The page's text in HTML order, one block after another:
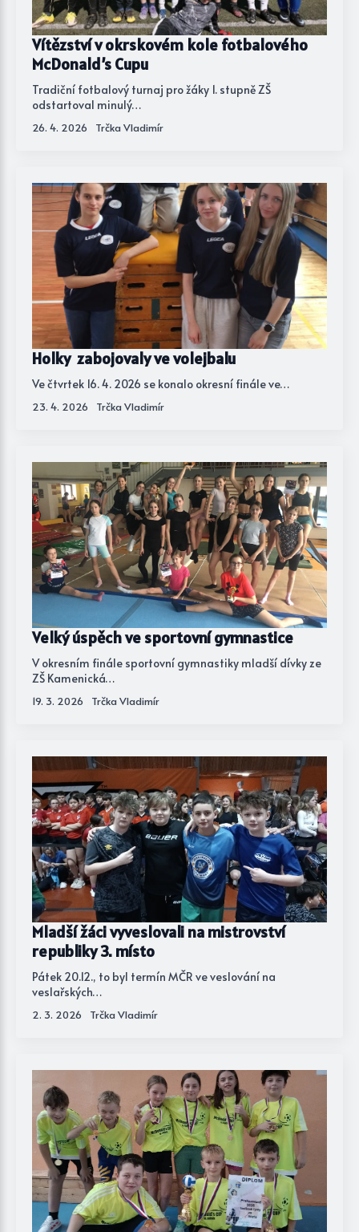
Vítězství v okrskovém kole fotbalového
McDonald’s Cupu
26. 4. 2026 Trčka Vladimír
Tradiční fotbalový turnaj pro žáky 1. stupně ZŠ
odstartoval minulý…
Holky zabojovaly ve volejbalu
23. 4. 2026 Trčka Vladimír
Ve čtvrtek 16. 4. 2026 se konalo okresní finále ve…
Velký úspěch ve sportovní gymnastice
19. 3. 2026 Trčka Vladimír
V okresním finále sportovní gymnastiky mladší dívky ze
ZŠ Kamenická…
Mladší žáci vyveslovali na mistrovství
republiky 3. místo
2. 3. 2026 Trčka Vladimír
Pátek 20.12., to byl termín MČR ve veslování na
veslařských…